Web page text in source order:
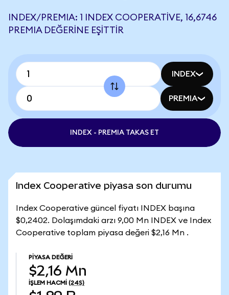
INDEX/PREMIA: 1 INDEX COOPERATIVE, 16,6746
PREMIA DEĞERINE EŞITTIR
INDEX
PREMIA
INDEX - PREMIA TAKAS ET
Index Cooperative piyasa son durumu
Index Cooperative güncel fiyatı INDEX başına
$0,2402. Dolaşımdaki arzı 9,00 Mn INDEX ve Index
Cooperative toplam piyasa değeri $2,16 Mn .
PIYASA DEĞERI
$2,16 Mn
İŞLEM HACMI (24S)